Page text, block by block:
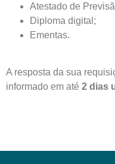
Atestado de
Diploma digital;
Ementas.
A resposta da sua
informado em até 2 dias